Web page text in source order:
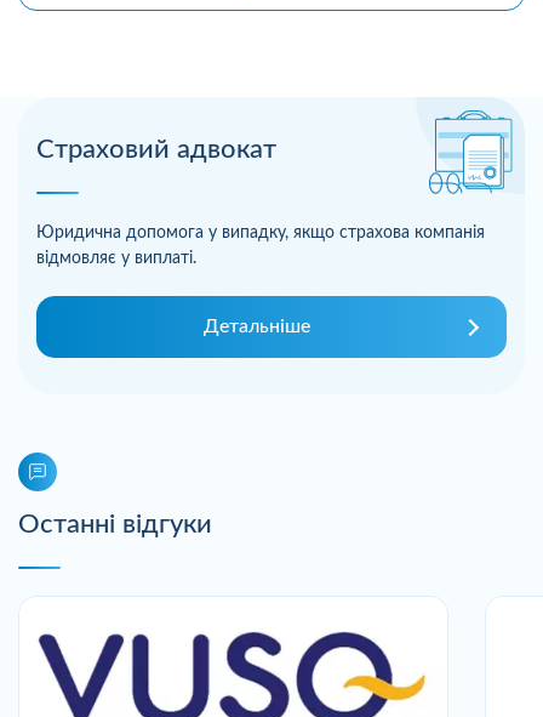
Страховий адвокат
Юридична допомога у випадку, якщо страхова компанія
відмовляє у виплаті.
Детальніше
Останні відгуки